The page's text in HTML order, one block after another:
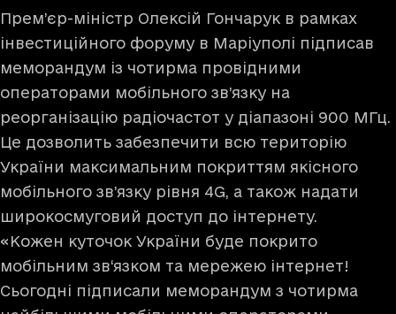
Прем’єр-міністр Олексій Гончарук в рамках
інвестиційного форуму в Маріуполі підписав
меморандум із чотирма провідними
операторами мобільного зв’язку на
реорганізацію радіочастот у діапазоні 900 МГц.
Це дозволить забезпечити всю територію
України максимальним покриттям якісного
мобільного зв’язку рівня 4G, а також надати
широкосмуговий доступ до інтернету.
«Кожен куточок України буде покрито
мобільним зв‘язком та мережею інтернет!
Сьогодні підписали меморандум з чотирма